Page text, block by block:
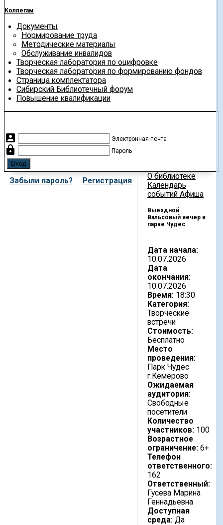
Коллегам
Документы
Нормирование труда
Методические материалы
Обслуживание инвалидов
Творческая лаборатория по оцифровке
Творческая лаборатория по формированию фондов
Страница комплектатора
Сибирский Библиотечный форум
Повышение квалификации
account_box Электронная почта
lock Пароль
Забыли пароль? Регистрация
О библиотеке
Календарь
событий Афиша
Выездной
Вальсовый вечер в
парке Чудес
Дата начала:
10.07.2026
Дата
окончания:
10.07.2026
Время: 18:30
Категория:
Творческие
встречи
Стоимость:
Бесплатно
Место
проведения:
Парк Чудес
г.Кемерово
Ожидаемая
аудитория:
Свободные
посетители
Количество
участников: 100
Возрастное
ограничение: 6+
Телефон
ответственного:
162
Ответственный:
Гусева Марина
Геннадьевна
Доступная
среда: Да